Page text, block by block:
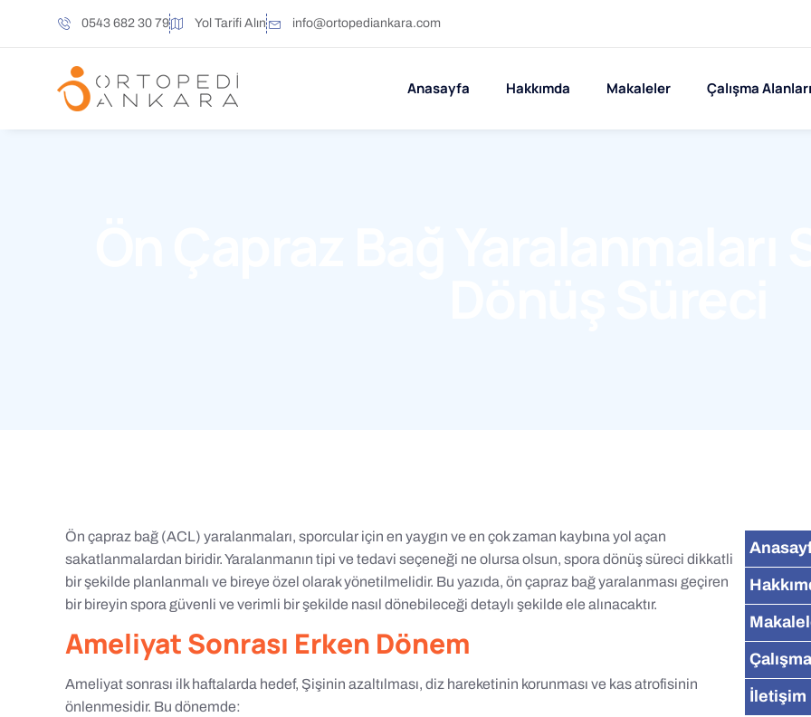
0543 682 30 79 Yol Tarifi Alın info@ortopediankara.com
Anasayfa Hakkımda Makaleler Çalışma
Ön çapraz bağ (ACL) yaralanmaları, sporcular için en yaygın ve en çok zaman kaybına yol açan
sakatlanmalardan biridir. Yaralanmanın tipi ve tedavi seçeneği ne olursa olsun, spora dönüş süreci dikkatli
bir şekilde planlanmalı ve bireye özel olarak yönetilmelidir. Bu yazıda, ön çapraz bağ yaralanması geçiren
bir bireyin spora güvenli ve verimli bir şekilde nasıl dönebileceği detaylı şekilde ele alınacaktır.
Ameliyat Sonrası Erken Dönem
Ameliyat sonrası ilk haftalarda hedef, Şişinin azaltılması, diz hareketinin korunması ve kas atrofisinin
önlenmesidir. Bu dönemde:
İletişim